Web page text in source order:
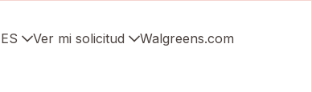
ES Ver mi solicitud Walgreens.com